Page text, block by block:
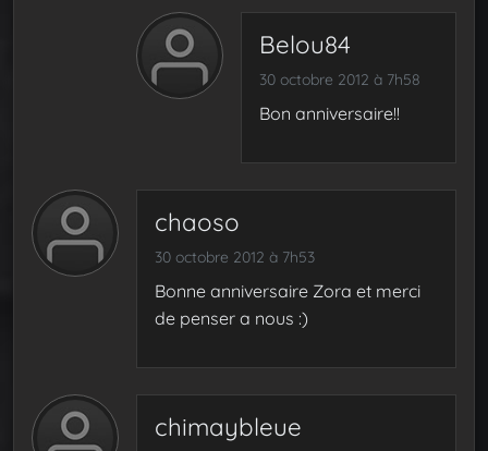
Belou84
30 octobre 2012 à 7h58
Bon anniversaire!!
chaoso
30 octobre 2012 à 7h53
Bonne anniversaire Zora et merci
de penser a nous :)
chimaybleue